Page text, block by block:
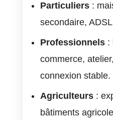
Particuliers :
secondaire,
Professionnels :
commerce,
connexion stable.
Agriculteurs :
bâtiments